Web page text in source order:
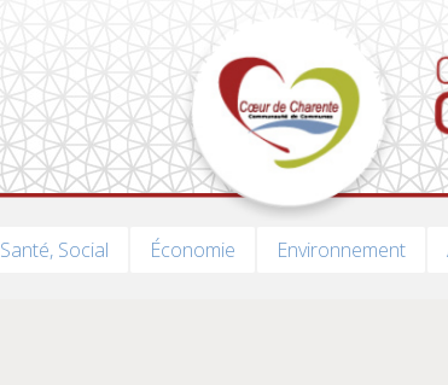
Santé, Social Économie Environnement